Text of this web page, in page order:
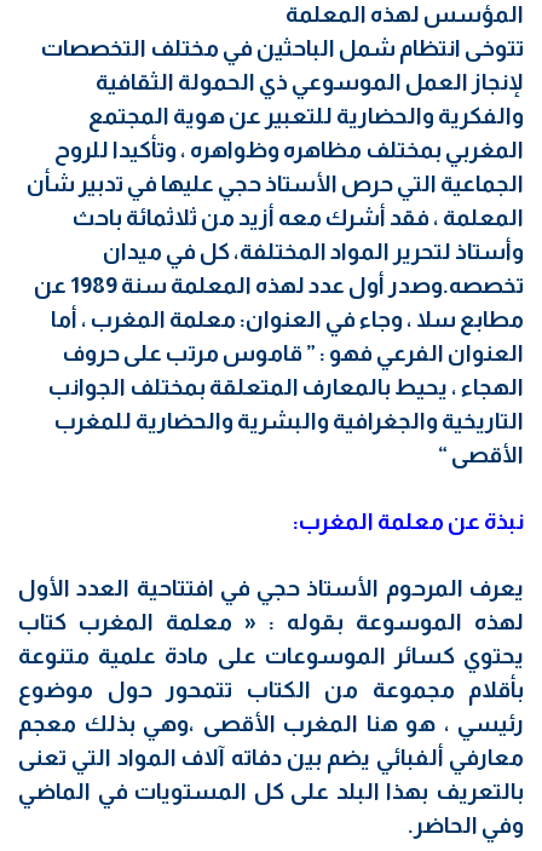
المؤسس لهذه المعلمة
تتوخى انتظام شمل الباحثين في مختلف التخصصات
لإنجاز العمل الموسوعي ذي الحمولة الثقافية
والفكرية والحضارية للتعبير عن هوية المجتمع
المغربي بمختلف مظاهره وظواهره ، وتأكيدا للروح
الجماعية التي حرص الأستاذ حجي عليها في تدبير شأن
المعلمة ، فقد أشرك معه أزيد من ثلاثمائة باحث
وأستاذ لتحرير المواد المختلفة، كل في ميدان
تخصصه.وصدر أول عدد لهذه المعلمة سنة 1989 عن
مطابع سلا ، وجاء في العنوان: معلمة المغرب ، أما
العنوان الفرعي فهو : ” قاموس مرتب على حروف
الهجاء ، يحيط بالمعارف المتعلقة بمختلف الجوانب
التاريخية والجغرافية والبشرية والحضارية للمغرب
الأقصى “
نبذة عن معلمة المغرب:
يعرف المرحوم الأستاذ حجي في افتتاحية العدد الأول
لهذه الموسوعة بقوله : « معلمة المغرب كتاب
يحتوي كسائر الموسوعات على مادة علمية متنوعة
بأقلام مجموعة من الكتاب تتمحور حول موضوع
رئيسي ، هو هنا المغرب الأقصى ،وهي بذلك معجم
معارفي ألفبائي يضم بين دفاته آلاف المواد التي تعنى
بالتعريف بهذا البلد على كل المستويات في الماضي
وفي الحاضر.